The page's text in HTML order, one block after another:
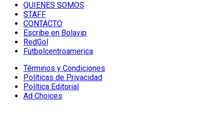
QUIENES SOMOS
STAFF
CONTACTO
Escribe en Bolavip
RedGol
Futbolcentroamerica
Términos y Condiciones
Políticas de Privacidad
Política Editorial
Ad Choices